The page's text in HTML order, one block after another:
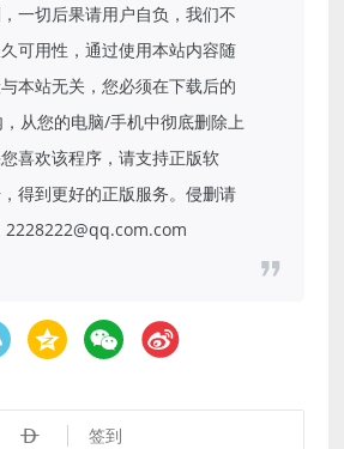
一切后果请用户自负，我们不
可用性，通过使用本站内容随
本站无关，您必须在下载后的
从您的电脑/手机中彻底删除上
喜欢该程序，请支持正版软
得到更好的正版服务。侵删请
2228222@qq.com.com
 签到